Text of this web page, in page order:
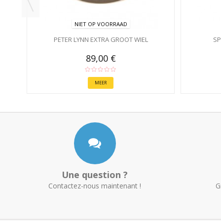
NIET OP VOORRAAD
PETER LYNN EXTRA GROOT WIEL
89,00 €
MEER
Une question ?
Contactez-nous maintenant !